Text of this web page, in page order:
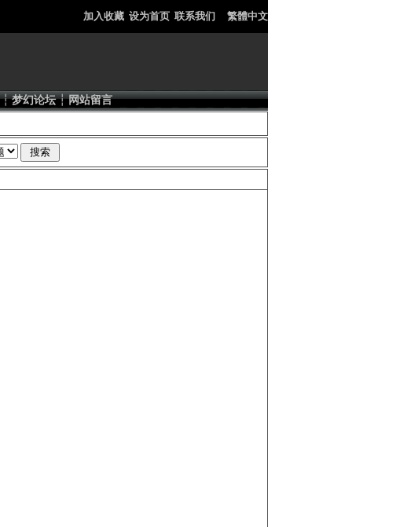
加入收藏 设为首页 联系我们 繁體中文
┆ 梦幻论坛 ┆ 网站留言